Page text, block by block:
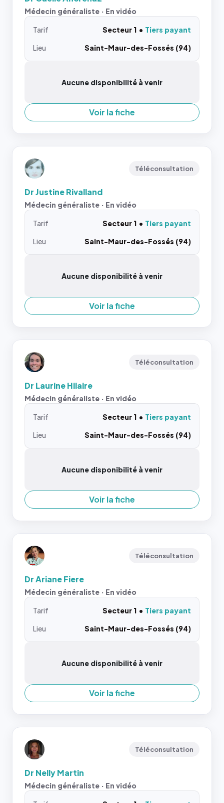
Médecin généraliste · En vidéo
Tarif Secteur 1
Tiers payant
Lieu
Saint-Maur-des-Fossés (94)
Aucune disponibilité à venir
Voir la fiche
Téléconsultation
Dr Justine Rivalland
Médecin généraliste · En vidéo
Tarif Secteur 1
Tiers payant
Lieu
Saint-Maur-des-Fossés (94)
Aucune disponibilité à venir
Voir la fiche
Téléconsultation
Dr Laurine Hilaire
Médecin généraliste · En vidéo
Tarif Secteur 1
Tiers payant
Lieu
Saint-Maur-des-Fossés (94)
Aucune disponibilité à venir
Voir la fiche
Téléconsultation
Dr Ariane Fiere
Médecin généraliste · En vidéo
Tarif Secteur 1
Tiers payant
Lieu
Saint-Maur-des-Fossés (94)
Aucune disponibilité à venir
Voir la fiche
Téléconsultation
Dr Nelly Martin
Médecin généraliste · En vidéo